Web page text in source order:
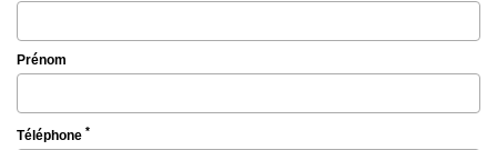
Prénom
Téléphone *